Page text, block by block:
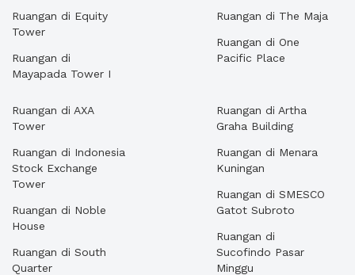
Ruangan di Equity
Tower
Ruangan di
Mayapada Tower I
Ruangan di The Maja
Ruangan di One
Pacific Place
Ruangan di AXA
Tower
Ruangan di Indonesia
Stock Exchange
Tower
Ruangan di Noble
House
Ruangan di South
Quarter
Ruangan di Artha
Graha Building
Ruangan di Menara
Kuningan
Ruangan di SMESCO
Gatot Subroto
Ruangan di
Sucofindo Pasar
Minggu